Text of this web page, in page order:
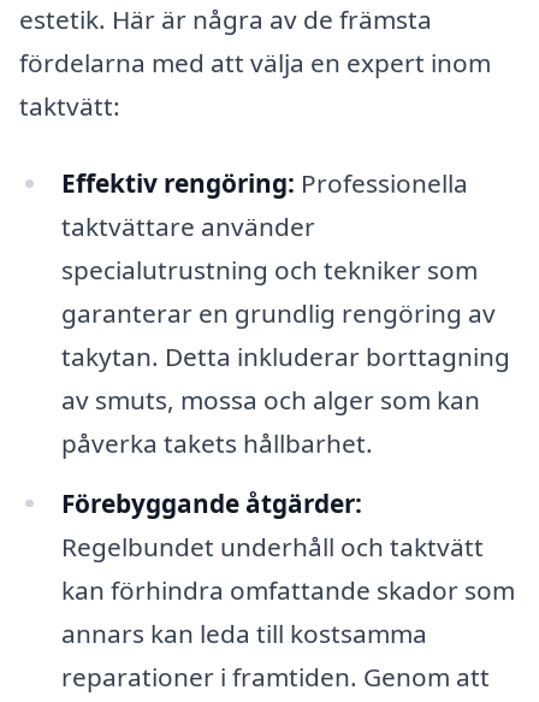
estetik. Här är några av de främsta
fördelarna med att välja en expert inom
taktvätt:
Effektiv rengöring: Professionella
taktvättare använder
specialutrustning och tekniker som
garanterar en grundlig rengöring av
takytan. Detta inkluderar borttagning
av smuts, mossa och alger som kan
påverka takets hållbarhet.
Förebyggande åtgärder:
Regelbundet underhåll och taktvätt
kan förhindra omfattande skador som
annars kan leda till kostsamma
reparationer i framtiden. Genom att